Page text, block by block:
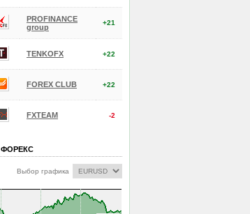
PROFINANCE
group
+21
TENKOFX +22
FOREX CLUB +22
FXTEAM -2
ФОРЕКС
Выбор графика